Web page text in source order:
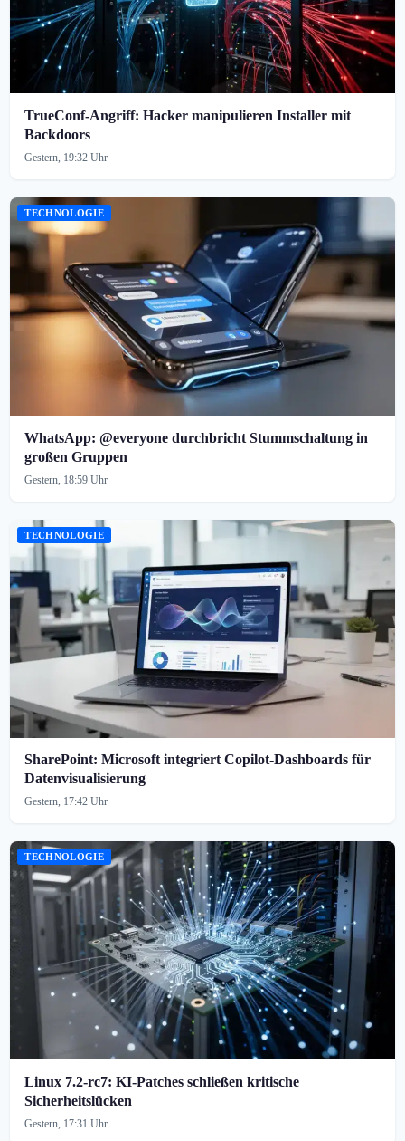
TrueConf-Angriff: Hacker manipulieren Installer mit
Backdoors
Gestern, 19:32 Uhr
TECHNOLOGIE
WhatsApp: @everyone durchbricht Stummschaltung in
großen Gruppen
Gestern, 18:59 Uhr
TECHNOLOGIE
SharePoint: Microsoft integriert Copilot-Dashboards für
Datenvisualisierung
Gestern, 17:42 Uhr
TECHNOLOGIE
Linux 7.2-rc7: KI-Patches schließen kritische
Sicherheitslücken
Gestern, 17:31 Uhr